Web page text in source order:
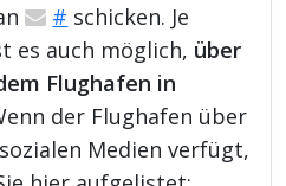
# schicken. Je
es auch möglich, über
Flughafen in
der Flughafen über
Medien verfügt,